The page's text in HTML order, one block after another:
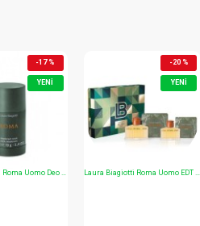
YENI
-19 %
YENI
-14 %
Boya BY-PM500 USB Condenser Stüdyo Mikrofon 24Bit/48kHz Çift Polarite Type-C